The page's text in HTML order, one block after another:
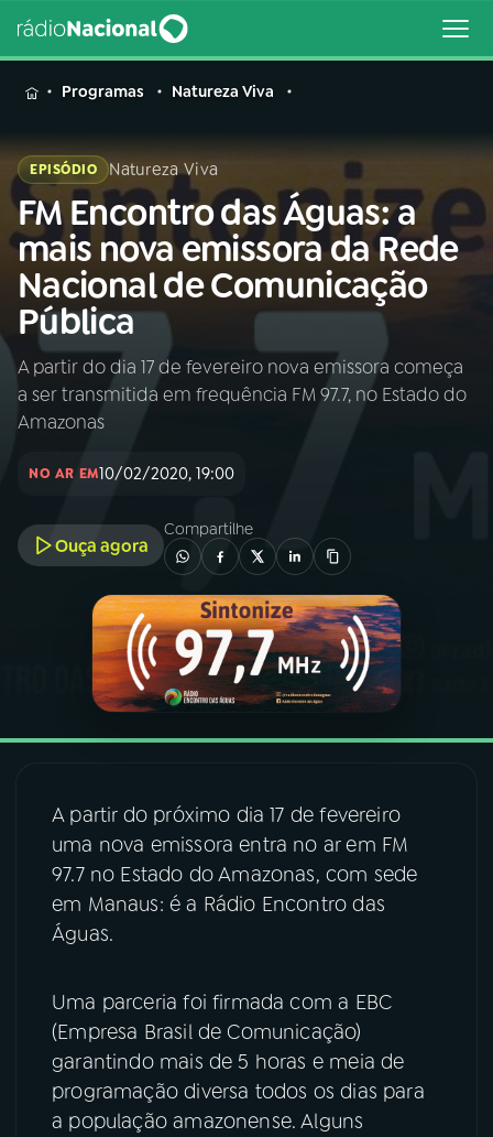
MENU
Buscar
na
Rádio
Nacional
Buscar
01INÍCIO
02A RÁDIO
03PROGRAMAÇÃO
PROGRAMAS
PODCASTS
07ÚLTIMAS
08 FESTIVAL DE MÚSICA
YouTube Facebook
Instagram X
Programas Natureza Viva
EPISÓDIO Natureza Viva
FM Encontro das Águas: a
mais nova emissora da Rede
Nacional de Comunicação
Pública
A partir do dia 17 de fevereiro nova emissora começa
a ser transmitida em frequência FM 97.7, no Estado do
Amazonas
NO AR EM10/02/2020, 19:00
Ouça agora
Compartilhe
A partir do próximo dia 17 de fevereiro
uma nova emissora entra no ar em FM
97.7 no Estado do Amazonas, com sede
em Manaus: é a Rádio Encontro das
Águas.
Uma parceria foi firmada com a EBC
(Empresa Brasil de Comunicação)
garantindo mais de 5 horas e meia de
programação diversa todos os dias para
a população amazonense. Alguns